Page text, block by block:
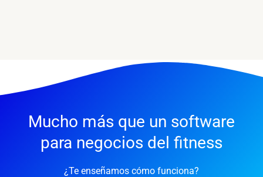
Mucho más que un software
para negocios del fitness
¿Te enseñamos cómo funciona?